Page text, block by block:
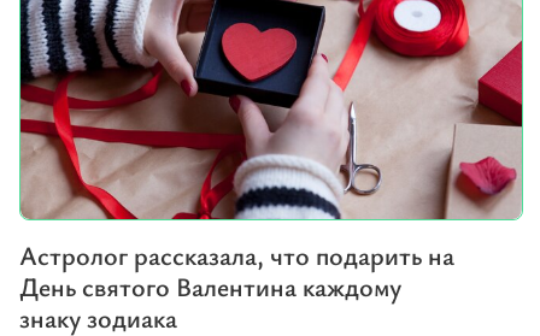
Астролог рассказала, что подарить на
День святого Валентина каждому
знаку зодиака